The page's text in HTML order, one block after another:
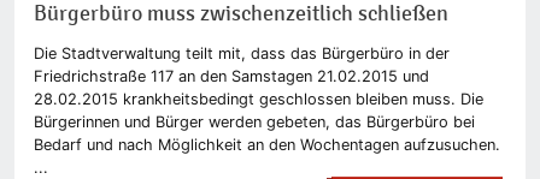
Bürgerbüro muss zwischenzeitlich schließen
Die Stadtverwaltung teilt mit, dass das Bürgerbüro in der
Friedrichstraße 117 an den Samstagen 21.02.2015 und
28.02.2015 krankheitsbedingt geschlossen bleiben muss. Die
Bürgerinnen und Bürger werden gebeten, das Bürgerbüro bei
Bedarf und nach Möglichkeit an den Wochentagen aufzusuchen.
...